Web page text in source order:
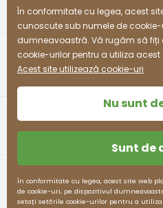
pidilidi.cz © 2026.
În conformitate cu legea, acest
cunoscute sub numele de cookie-
dumneavoastră. Vă rugăm să fiți
cookie-urilor pentru a utiliza acest
Acest site utilizează cookie-uri
Nu sunt
Sunt de
În conformitate cu legea, acest site web
de cookie-uri, pe dispozitivul
setați setările cookie-urilor pentru a utiliza